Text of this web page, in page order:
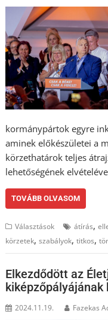
kormánypártok egyre
aminek előkészületei a
körzethatárok teljes
lehetőségének
TOVÁBB OLVASOM
Választások átírás,
körzetek,szabályok,titkos,
Elkezdődött az
kiképzőpályájának
2024.11.19. Fazekas